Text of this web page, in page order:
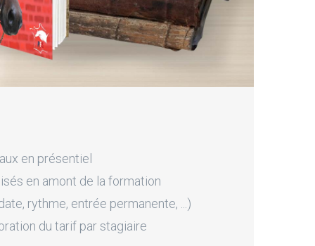
en présentiel
en amont de la formation
rythme, entrée permanente, ...)
du tarif par stagiaire